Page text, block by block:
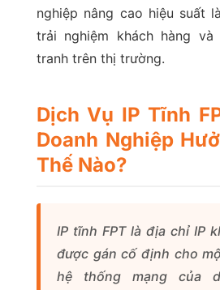
nghiệp nâng cao hiệu suất
trải nghiệm khách hàng
tranh trên thị trường.
Dịch Vụ IP Tĩnh
Doanh Nghiệp
Thế Nào?
IP tĩnh FPT là địa chỉ IP
được gán cố định cho
hệ thống mạng của